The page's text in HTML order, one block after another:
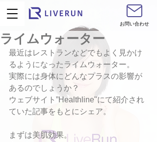
お問い合わせ
ライムウォーター
最近はレストランなどでもよく見かけ
るようになったライムウォーター。
実際には身体にどんなプラスの影響が
あるのでしょうか？
ウェブサイト”Healthline"にて紹介され
ていた記事をもとにシェア。
まずは美肌効果。